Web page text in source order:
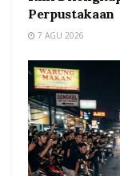
Perpustakaan
7 AGU 2026